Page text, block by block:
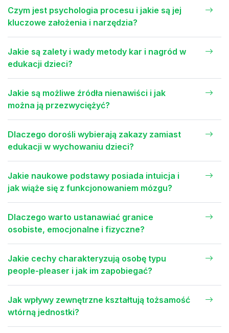
Czym jest psychologia procesu i jakie są jej
kluczowe założenia i narzędzia?
Jakie są zalety i wady metody kar i nagród w
edukacji dzieci?
Jakie są możliwe źródła nienawiści i jak
można ją przezwyciężyć?
Dlaczego dorośli wybierają zakazy zamiast
edukacji w wychowaniu dzieci?
Jakie naukowe podstawy posiada intuicja i
jak wiąże się z funkcjonowaniem mózgu?
Dlaczego warto ustanawiać granice
osobiste, emocjonalne i fizyczne?
Jakie cechy charakteryzują osobę typu
people-pleaser i jak im zapobiegać?
Jak wpływy zewnętrzne kształtują tożsamość
wtórną jednostki?